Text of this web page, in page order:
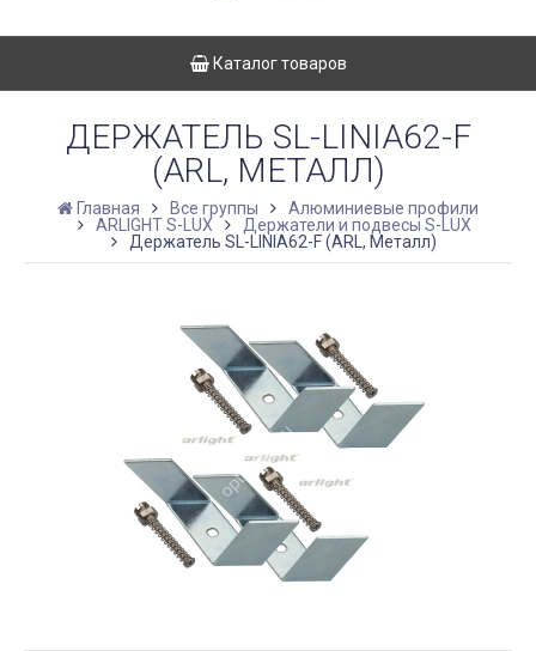
Каталог товаров
ДЕРЖАТЕЛЬ SL-LINIA62-F
(ARL, МЕТАЛЛ)
Главная Все группы
Алюминиевые профили
ARLIGHT S-LUX
Держатели и подвесы S-LUX
Держатель SL-LINIA62-F (ARL, Металл)